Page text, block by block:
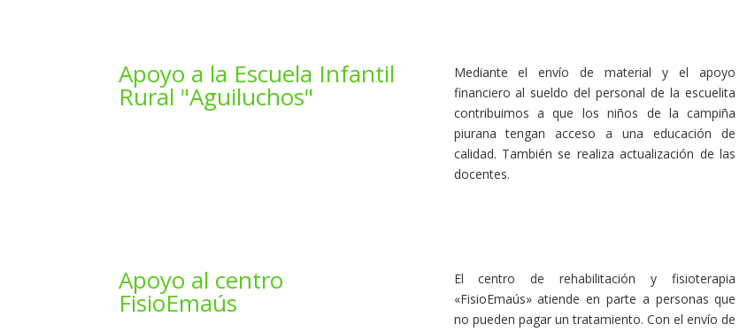
Apoyo a la Escuela Infantil
Rural "Aguiluchos"
Mediante el envío de material y el apoyo
financiero al sueldo del personal de la escuelita
contribuimos a que los niños de la campiña
piurana tengan acceso a una educación de
calidad. También se realiza actualización de las
docentes.
Apoyo al centro
FisioEmaús
El centro de rehabilitación y fisioterapia
«FisioEmaús» atiende en parte a personas que
no pueden pagar un tratamiento. Con el envío de